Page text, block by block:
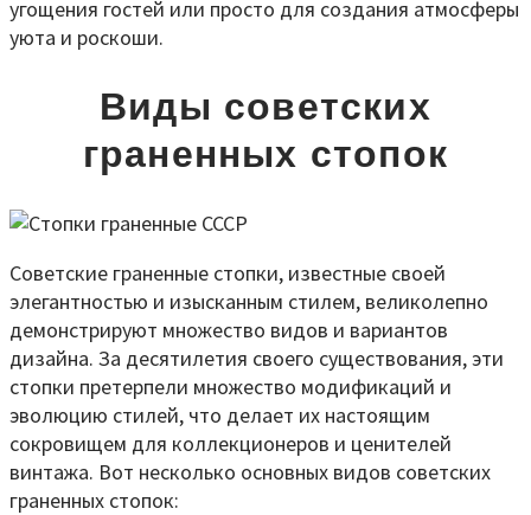
угощения гостей или просто для создания атмосферы
уюта и роскоши.
Виды советских
граненных стопок
Советские граненные стопки, известные своей
элегантностью и изысканным стилем, великолепно
демонстрируют множество видов и вариантов
дизайна. За десятилетия своего существования, эти
стопки претерпели множество модификаций и
эволюцию стилей, что делает их настоящим
сокровищем для коллекционеров и ценителей
винтажа. Вот несколько основных видов советских
граненных стопок: